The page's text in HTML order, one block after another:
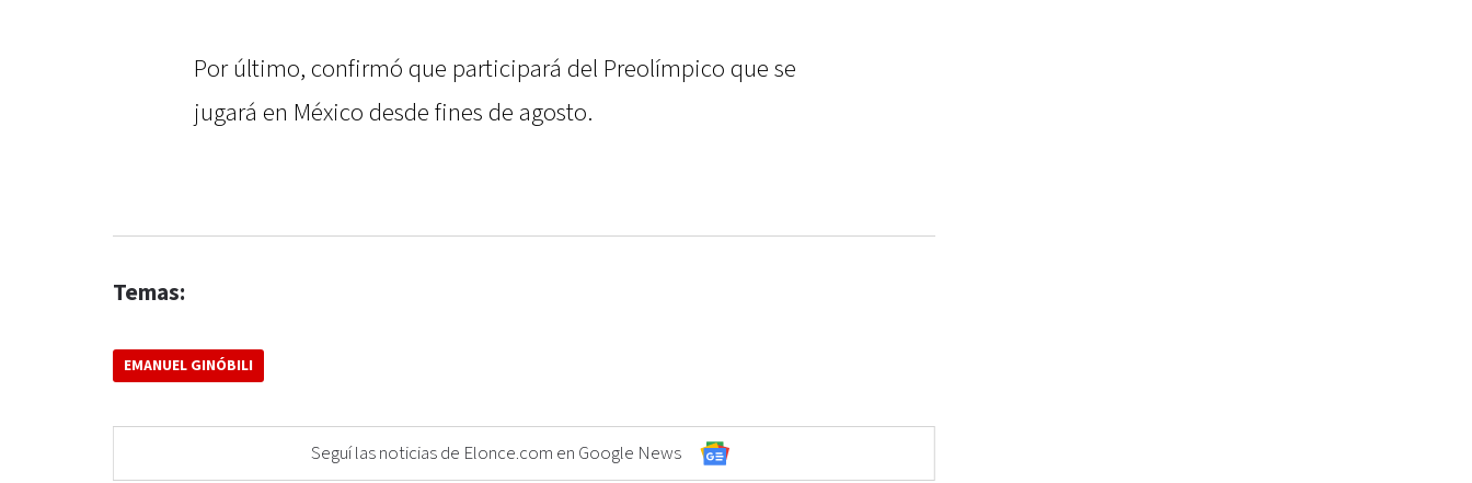
Por último, confirmó que participará del Preolímpico que se
jugará en México desde fines de agosto.
Temas:
EMANUEL GINÓBILI
Seguí las noticias de Elonce.com en Google News